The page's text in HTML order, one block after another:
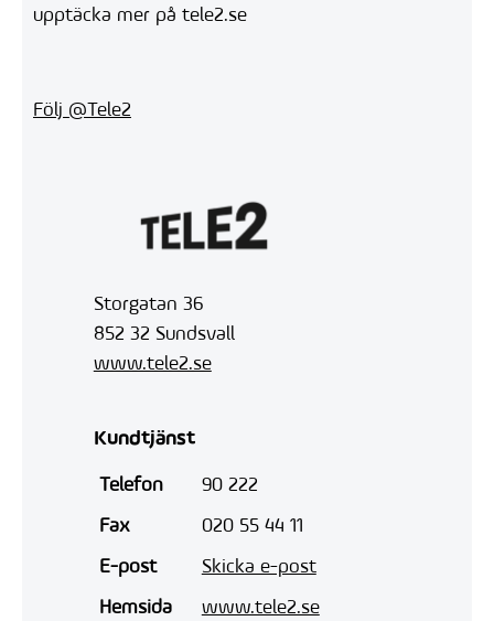
upptäcka mer på tele2.se
Följ @Tele2
Storgatan 36
852 32 Sundsvall
www.tele2.se
Kundtjänst
Telefon
90 222
Fax
020 55 44 11
E-post
Skicka e-post
Hemsida
www.tele2.se